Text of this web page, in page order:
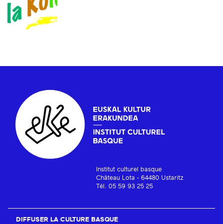
Institut culturel basque
Château Lota - 64480 Ustaritz
Tél. 05 59 93 25 25
DIFFUSER LA CULTURE BASQUE